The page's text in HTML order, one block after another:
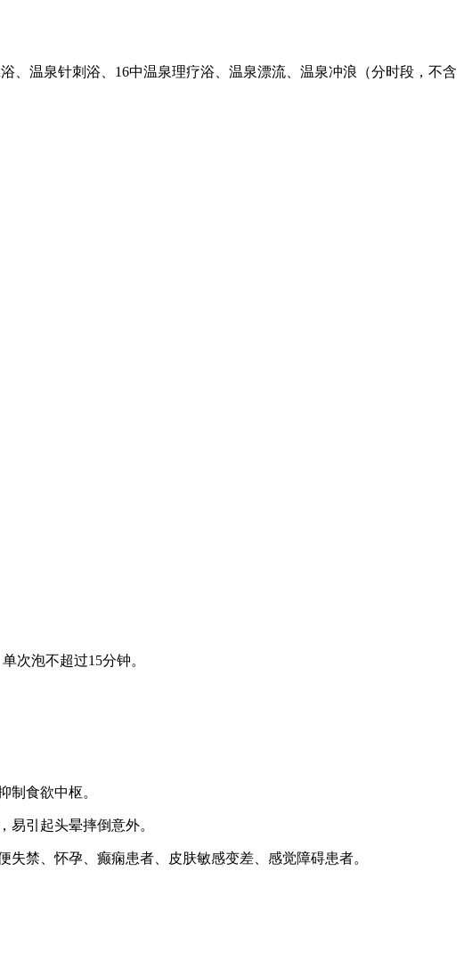
、温泉针刺浴、16中温泉理疗浴、温泉漂流、温泉冲浪（分时段，不含
次泡不超过15分钟。
制食欲中枢。
引起头晕摔倒意外。
禁、怀孕、癫痫患者、皮肤敏感变差、感觉障碍患者。